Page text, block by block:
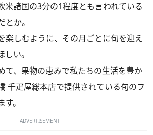
米諸国の3分の1程度とも言われている
か。
楽しむように、その月ごとに旬を迎え
い。
て、果物の恵みで私たちの生活を豊か
千疋屋総本店で提供されている旬のフ
。
ADVERTISEMENT